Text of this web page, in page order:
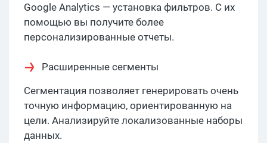
Google Analytics — установка фильтров. С их
помощью вы получите более
персонализированные отчеты.
Расширенные сегменты
Сегментация позволяет генерировать очень
точную информацию, ориентированную на
цели. Анализируйте локализованные наборы
данных.